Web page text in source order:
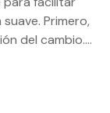
Primero,
del cambio….